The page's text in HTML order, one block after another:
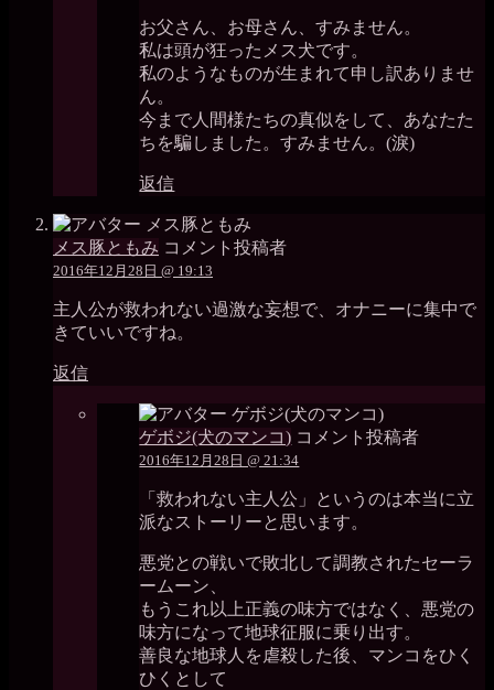
お父さん、お母さん、すみません。
私は頭が狂ったメス犬です。
私のようなものが生まれて申し訳ありませ
ん。
今まで人間様たちの真似をして、あなたた
ちを騙しました。すみません。(淚)
返信
メス豚ともみ コメント投稿者
2016年12月28日 @ 19:13
主人公が救われない過激な妄想で、オナニーに集中で
きていいですね。
返信
ゲボジ(犬のマンコ) コメント投稿者
2016年12月28日 @ 21:34
「救われない主人公」というのは本当に立
派なストーリーと思います。
悪党との戦いで敗北して調教されたセーラ
ームーン、
もうこれ以上正義の味方ではなく、悪党の
味方になって地球征服に乗り出す。
善良な地球人を虐殺した後、マンコをひく
ひくとして